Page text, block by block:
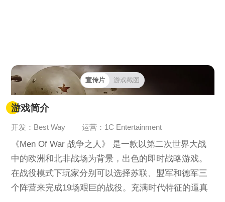
宣传片 游戏截图
游戏简介
开发：Best Way 运营：1C Entertainment
《Men Of War 战争之人》 是一款以第二次世界大战
中的欧洲和北非战场为背景，出色的即时战略游戏。
在战役模式下玩家分别可以选择苏联、盟军和德军三
个阵营来完成19场艰巨的战役。充满时代特征的逼真